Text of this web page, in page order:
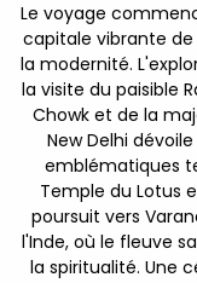
Le voyage
capitale vibrante de
la modernité.
la visite du paisible
Chowk et de la
New Delhi
emblématiques
Temple du Lotus
poursuit vers
l'Inde, où le fleuve
la spiritualité. Une